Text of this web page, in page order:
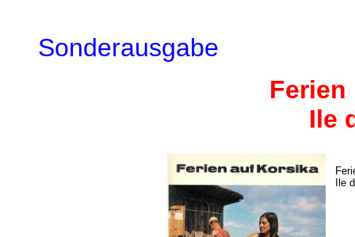
Sonderausgabe
Ile
Ile